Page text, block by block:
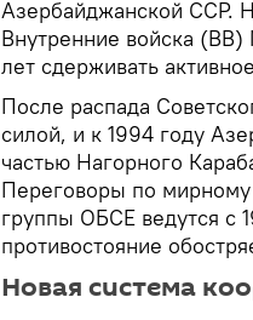
Азербайджанской ССР.
Внутренние войска
лет сдерживать
После распада
силой, и к 1994 году
частью Нагорного
Переговоры по
группы ОБСЕ ведутся с
противостояние
Новая система